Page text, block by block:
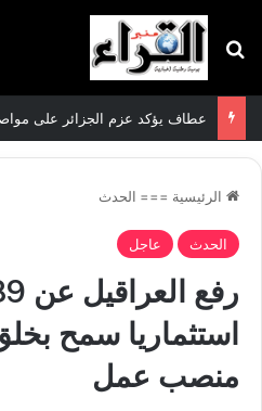
بحث عن
الرئيسية === الحدث
الحدث عاجل
منصب عمل